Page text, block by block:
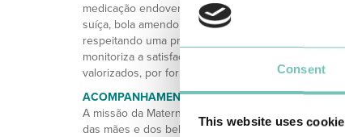
Consent
This website uses
medicação endovenosa) ou não farmacológicas
suíça, bola amendoim e medidas de conforto). Ainda
respeitando uma prestação de cuidados centrada
monitoriza a satisfação das parturientes,
valorizados, por forma a que a equipa se ajuste ao
ACOMPANHAMENTO INTEGRAL E
A missão da Maternidade do HPA Gambelas tem
das mães e dos bebés, através da qualidade